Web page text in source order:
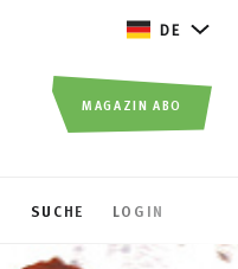
DE
SUCHE LOGIN
MAGAZIN ABO